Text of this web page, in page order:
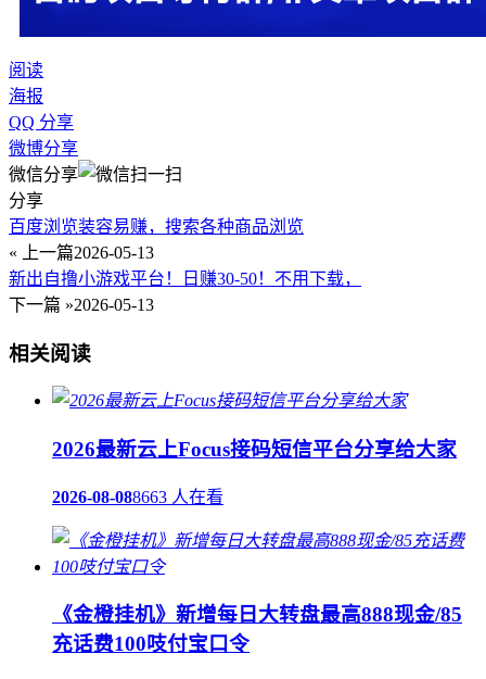
阅读
海报
QQ 分享
微博分享
微信分享
分享
百度浏览装容易赚，搜索各种商品浏览
« 上一篇2026-05-13
新出自撸小游戏平台！日赚30-50！不用下载，
下一篇 »2026-05-13
相关阅读
2026最新云上Focus接码短信平台分享给大家
2026-08-088663 人在看
《金橙挂机》新增每日大转盘最高888现金/85
充话费100吱付宝口令